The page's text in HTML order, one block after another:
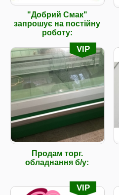
"Добрий Смак"
запрошує на постійну
роботу:
VIP
Продам торг.
обладнання б/у:
VIP